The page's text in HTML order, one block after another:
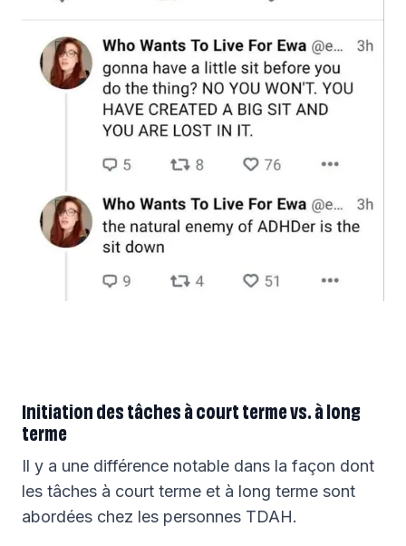
Initiation des tâches à court terme vs. à long
terme
Il y a une différence notable dans la façon dont
les tâches à court terme et à long terme sont
abordées chez les personnes TDAH.